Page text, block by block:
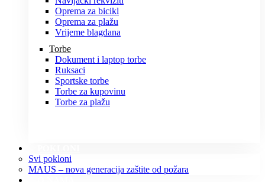
Oprema za bicikl
Oprema za plažu
Vrijeme blagdana
Torbe
Dokument i laptop torbe
Ruksaci
Sportske torbe
Torbe za kupovinu
Torbe za plažu
Svi pokloni
MAUS – nova generacija zaštite od požara